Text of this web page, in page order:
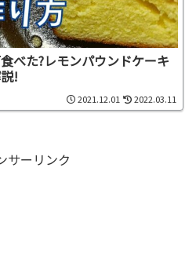
べた?レモンパウンドケーキ
!
2021.12.01 2022.03.11
サーリンク